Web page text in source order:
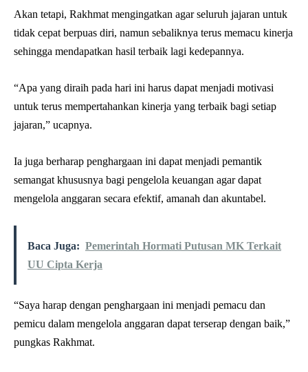
Akan tetapi, Rakhmat mengingatkan agar seluruh jajaran untuk
tidak cepat berpuas diri, namun sebaliknya terus memacu kinerja
sehingga mendapatkan hasil terbaik lagi kedepannya.
“Apa yang diraih pada hari ini harus dapat menjadi motivasi
untuk terus mempertahankan kinerja yang terbaik bagi setiap
jajaran,” ucapnya.
Ia juga berharap penghargaan ini dapat menjadi pemantik
semangat khususnya bagi pengelola keuangan agar dapat
mengelola anggaran secara efektif, amanah dan akuntabel.
Baca Juga: Pemerintah Hormati Putusan MK Terkait
UU Cipta Kerja
“Saya harap dengan penghargaan ini menjadi pemacu dan
pemicu dalam mengelola anggaran dapat terserap dengan baik,”
pungkas Rakhmat.